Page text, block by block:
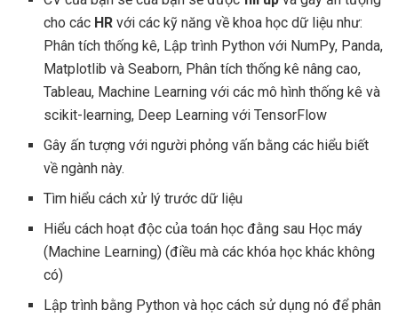
cho các HR với các kỹ năng về khoa học dữ liệu như:
Phân tích thống kê, Lập trình Python với NumPy, Panda,
Matplotlib và Seaborn, Phân tích thống kê nâng cao,
Tableau, Machine Learning với các mô hình thống kê và
scikit-learning, Deep Learning với TensorFlow
Gây ấn tượng với người phỏng vấn bằng các hiểu biết
về ngành này.
Tìm hiểu cách xử lý trước dữ liệu
Hiểu cách hoạt độc của toán học đằng sau Học máy
(Machine Learning) (điều mà các khóa học khác không
có)
Lập trình bằng Python và học cách sử dụng nó để phân